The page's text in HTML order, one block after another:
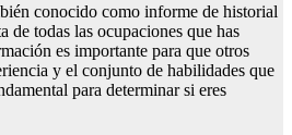
conocido como informe de historial
de todas las ocupaciones que has
es importante para que otros
y el conjunto de habilidades que
para determinar si eres